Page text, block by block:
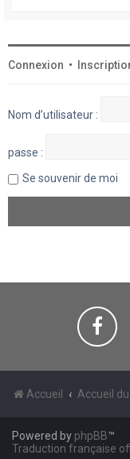
Connexion •
Nom d’utilisateur :
passe :
Se souvenir de moi
Accueil Accueil
Powered by phpBB™
Traduction française